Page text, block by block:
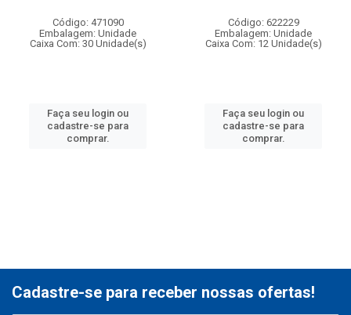
Código: 471090
Embalagem: Unidade
Caixa Com: 30 Unidade(s)
Faça seu login ou
cadastre-se para
comprar.
Código: 622229
Embalagem: Unidade
Caixa Com: 12 Unidade(s)
Faça seu login ou
cadastre-se para
comprar.
Cadastre-se para receber nossas ofertas!